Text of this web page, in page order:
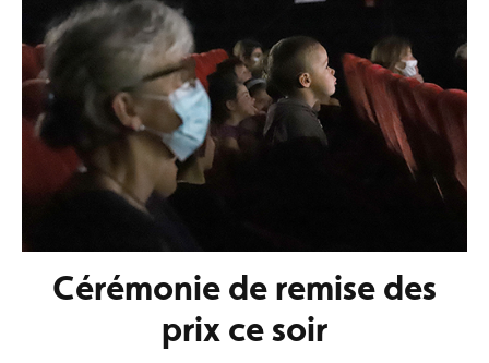
Cérémonie de remise des
prix ce soir